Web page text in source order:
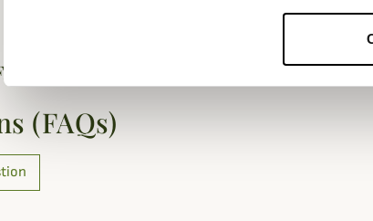
(FAQs)